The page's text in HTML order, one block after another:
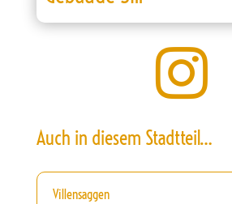

Auch in diesem Stadtteil…
Villensaggen